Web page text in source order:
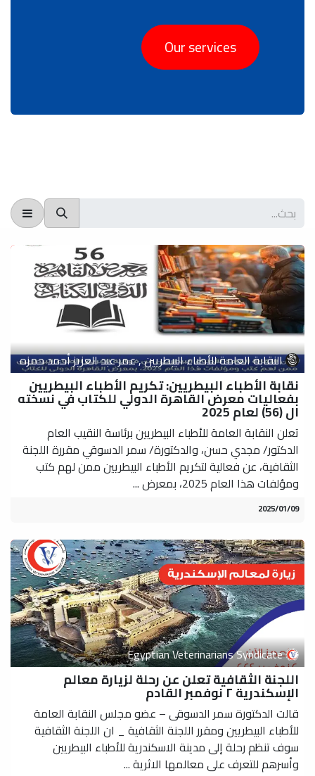
Our services
النقابة العامة للأطباء البيطريين , عمر عبد العزيز أحمد حمزه
نقابة الأطباء البيطريين: تكريم الأطباء البيطريين
بفعاليات معرض القاهرة الدولي للكتاب في نسخته
ال (56) لعام 2025
تعلن النقابة العامة للأطباء البيطريين برئاسة النقيب العام
الدكتور/ مجدي حسن، والدكتورة/ سمر الدسوقي مقررة اللجنة
الثقافية، عن فعالية لتكريم الأطباء البيطريين ممن لهم كتب
ومؤلفات هذا العام 2025، بمعرض ...
09‏/01‏/2025
Egyptian Veterinarians Syndicate
اللجنة الثقافية تعلن عن رحلة لزيارة معالم
الإسكندرية ٢ نوفمبر القادم
قالت الدكتورة سمر الدسوقى – عضو مجلس النقابة العامة
للأطباء البيطريين ومقرر اللجنة الثقافية _ ان اللجنة الثقافية
سوف تنظم رحلة إلى مدينة الاسكندرية للأطباء البيطريين
وأسرهم للتعرف على معالمها الاثرية ...